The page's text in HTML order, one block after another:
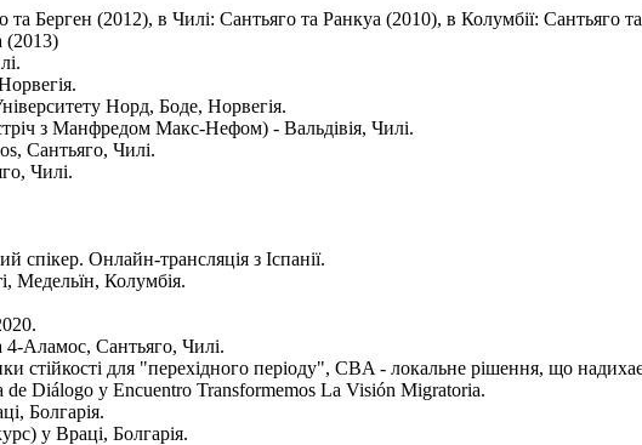
Берген (2012), в Чилі: Сантьяго та Ранкуа (2010), в Колумбії: Сантьяго
(2013)
Норд, Боде, Норвегія.
з Манфредом Макс-Нефом) - Вальдівія, Чилі.
Сантьяго, Чилі.
Чилі.
Онлайн-трансляція з Іспанії.
Медельїн, Колумбія.
4-Аламос, Сантьяго, Чилі.
стійкості для "перехідного періоду", CBA - локальне рішення, що надихає
de Diálogo y Encuentro Transformemos La Visión Migratoria.
Болгарія.
у Враці, Болгарія.